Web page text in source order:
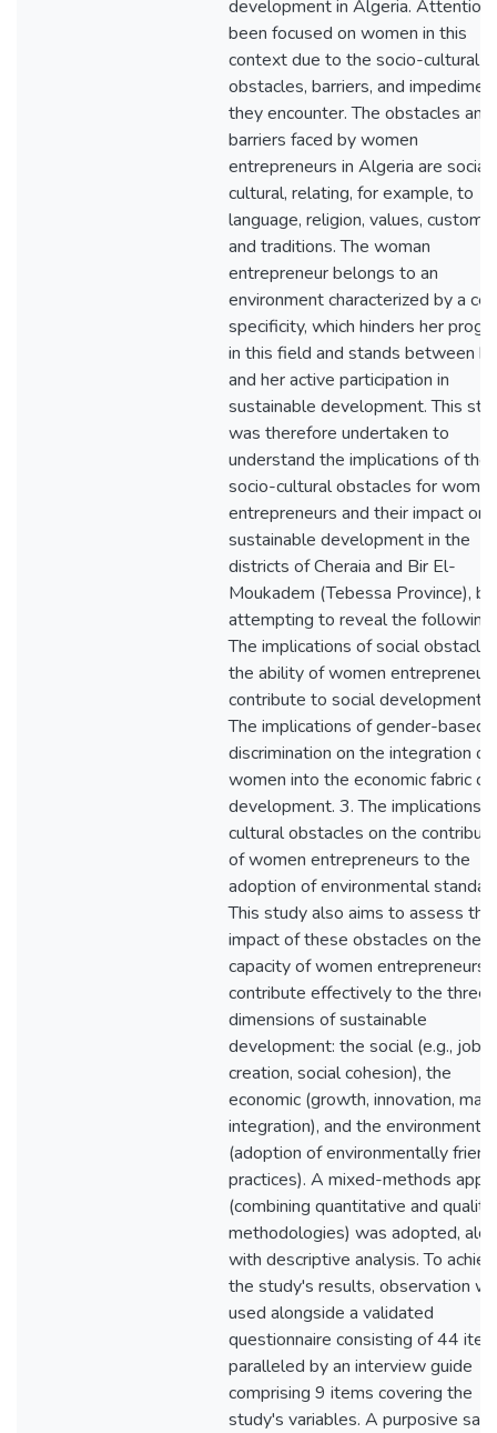
development in Algeria. Attention
been focused on women in this
context due to the socio-cultural
obstacles, barriers, and
they encounter. The obstacles and
barriers faced by women
entrepreneurs in Algeria are social
cultural, relating, for example, to
language, religion, values, customs,
and traditions. The woman
entrepreneur belongs to an
environment characterized by a
specificity, which hinders her
in this field and stands between
and her active participation in
sustainable development. This
was therefore undertaken to
understand the implications of
socio-cultural obstacles for
entrepreneurs and their impact on
sustainable development in the
districts of Cheraia and Bir El-
Moukadem (Tebessa Province), by
attempting to reveal the
The implications of social
the ability of women
contribute to social development.
The implications of gender-based
discrimination on the integration of
women into the economic fabric of
development. 3. The implications
cultural obstacles on the
of women entrepreneurs to the
adoption of environmental
This study also aims to assess the
impact of these obstacles on the
capacity of women entrepreneurs
contribute effectively to the three
dimensions of sustainable
development: the social (e.g., job
creation, social cohesion), the
economic (growth, innovation,
integration), and the environmental
(adoption of environmentally
practices). A mixed-methods
(combining quantitative and
methodologies) was adopted,
with descriptive analysis. To
the study's results, observation
used alongside a validated
questionnaire consisting of 44
paralleled by an interview guide
comprising 9 items covering the
study's variables. A purposive